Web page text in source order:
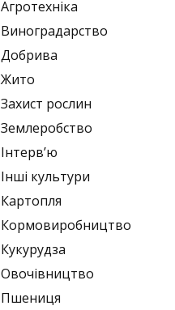
Агротехніка
Виноградарство
Добрива
Жито
Захист рослин
Землеробство
Інтерв’ю
Інші культури
Картопля
Кормовиробництво
Кукурудза
Овочівництво
Пшениця